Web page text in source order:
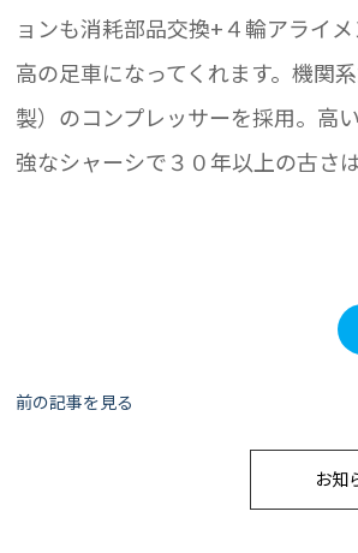
ョンも消耗部品交換+４輪アライ
高の足車になってくれます。機関
製）のコンプレッサーを採用。高
強なシャーシで３０年以上の古さ
投
前の記事を見る
お知